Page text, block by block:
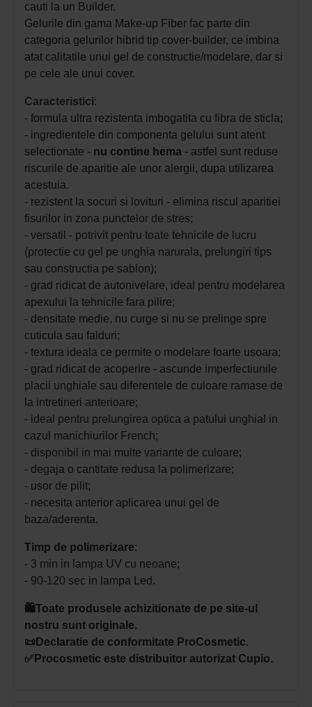
cauti la un Builder.
Gelurile din gama Make-up Fiber fac parte din
categoria gelurilor hibrid tip cover-builder, ce imbina
atat calitatile unui gel de constructie/modelare, dar si
pe cele ale unui cover.
Caracteristici:
- formula ultra rezistenta imbogatita cu fibra de sticla;
- ingredientele din componenta gelului sunt atent
selectionate - nu contine hema - astfel sunt reduse
riscurile de aparitie ale unor alergii, dupa utilizarea
acestuia.
- rezistent la socuri si lovituri - elimina riscul aparitiei
fisurilor in zona punctelor de stres;
- versatil - potrivit pentru toate tehnicile de lucru
(protectie cu gel pe unghia narurala, prelungiri tips
sau constructia pe sablon);
- grad ridicat de autonivelare, ideal pentru modelarea
apexului la tehnicile fara pilire;
- densitate medie, nu curge si nu se prelinge spre
cuticula sau falduri;
- textura ideala ce permite o modelare foarte usoara;
- grad ridicat de acoperire - ascunde imperfectiunile
placii unghiale sau diferentele de culoare ramase de
la intretineri anterioare;
- ideal pentru prelungirea optica a patului unghial in
cazul manichiurilor French;
- disponibil in mai multe variante de culoare;
- degaja o cantitate redusa la polimerizare;
- usor de pilit;
- necesita anterior aplicarea unui gel de
baza/aderenta.
Timp de polimerizare:
- 3 min in lampa UV cu neoane;
- 90-120 sec in lampa Led.
🛍️Toate produsele achizitionate de pe site-ul
nostru sunt originale.
📜Declaratie de conformitate ProCosmetic.
✅Procosmetic este distribuitor autorizat Cupio.